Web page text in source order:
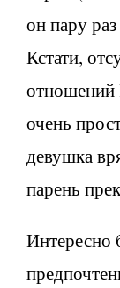
он пару
Кстати,
отношений
очень
девушка
парень
Интересно